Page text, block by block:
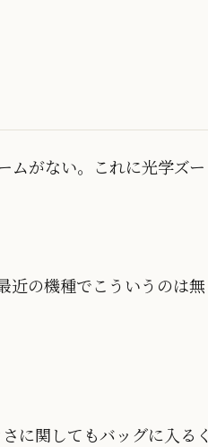
ムがない。これに光学ズー
近の機種でこういうのは無
に関してもバッグに入るく